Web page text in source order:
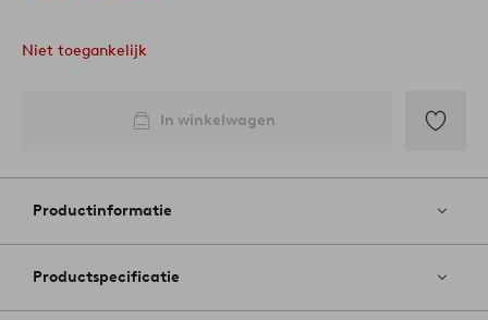
Niet toegankelijk
In winkelwagen
aan
Productinformatie
Productspecificatie